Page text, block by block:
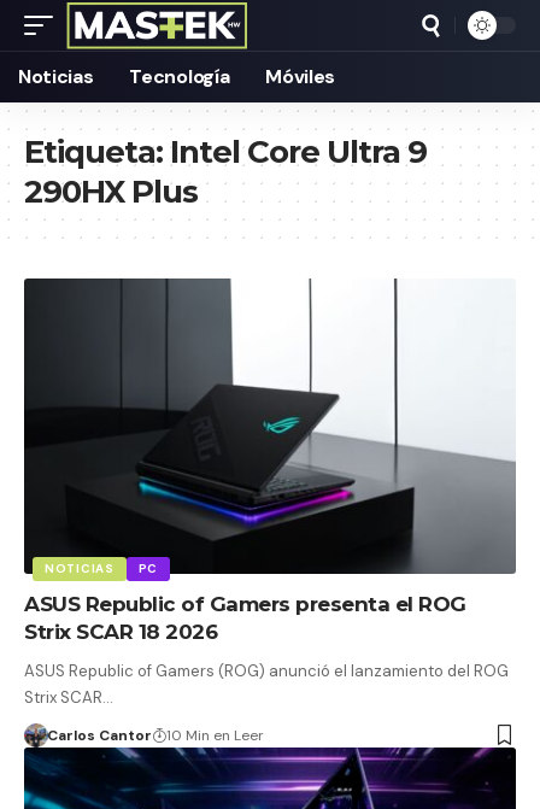
Noticias Tecnología Móviles
Etiqueta:Intel Core Ultra 9
290HX Plus
NOTICIAS PC
ASUS Republic of Gamers presenta el ROG
Strix SCAR 18 2026
ASUS Republic of Gamers (ROG) anunció el lanzamiento del ROG
Strix SCAR…
Carlos Cantor 10 Min en Leer